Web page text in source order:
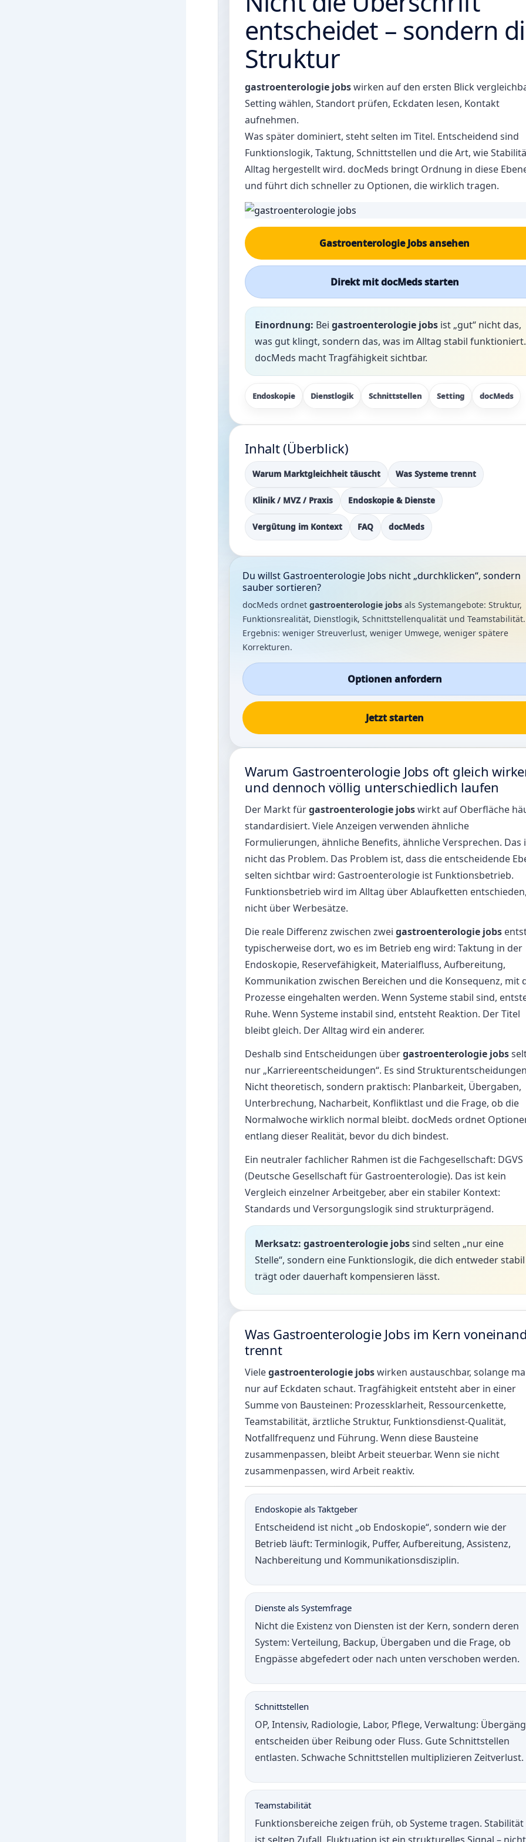
entscheidet – sondern
Struktur
gastroenterologie jobswirken auf den ersten Blick
Setting wählen, Standort prüfen, Eckdaten lesen, Kontakt
aufnehmen.
Was später dominiert, steht selten im Titel. Entscheidend sind
Funktionslogik, Taktung, Schnittstellen und die Art, wie
Alltag hergestellt wird. docMeds bringt Ordnung in diese
und führt dich schneller zu Optionen, die wirklich tragen.
Gastroenterologie Jobs ansehen
Direkt mit docMeds starten
Einordnung: Bei gastroenterologie jobs ist „gut“ nicht das,
was gut klingt, sondern das, was im Alltag stabil funktioniert.
docMeds macht Tragfähigkeit sichtbar.
Endoskopie Dienstlogik Schnittstellen Setting docMeds
Inhalt (Überblick)
Warum Marktgleichheit täuscht Was Systeme trennt
Klinik / MVZ / Praxis Endoskopie & Dienste
Vergütung im Kontext FAQ docMeds
Du willst Gastroenterologie Jobs nicht „durchklicken“, sondern
sauber sortieren?
docMeds ordnet gastroenterologie jobs als Systemangebote: Struktur,
Funktionsrealität, Dienstlogik, Schnittstellenqualität und Teamstabilität.
Ergebnis: weniger Streuverlust, weniger Umwege, weniger spätere
Korrekturen.
Optionen anfordern
Jetzt starten
Warum Gastroenterologie Jobs oft gleich
und dennoch völlig unterschiedlich laufen
Der Markt fürgastroenterologie jobswirkt auf Oberfläche
standardisiert. Viele Anzeigen verwenden ähnliche
Formulierungen, ähnliche Benefits, ähnliche Versprechen. Das
nicht das Problem. Das Problem ist, dass die entscheidende
selten sichtbar wird: Gastroenterologie ist Funktionsbetrieb.
Funktionsbetrieb wird im Alltag über Ablaufketten
nicht über Werbesätze.
Die reale Differenz zwischen zwei gastroenterologie jobs
typischerweise dort, wo es im Betrieb eng wird: Taktung in der
Endoskopie, Reservefähigkeit, Materialfluss, Aufbereitung,
Kommunikation zwischen Bereichen und die Konsequenz, mit
Prozesse eingehalten werden. Wenn Systeme stabil sind,
Ruhe. Wenn Systeme instabil sind, entsteht Reaktion. Der Titel
bleibt gleich. Der Alltag wird ein anderer.
Deshalb sind Entscheidungen übergastroenterologie jobs
nur „Karriereentscheidungen“. Es sind
Nicht theoretisch, sondern praktisch: Planbarkeit, Übergaben,
Unterbrechung, Nacharbeit, Konfliktlast und die Frage, ob die
Normalwoche wirklich normal bleibt. docMeds ordnet
entlang dieser Realität, bevor du dich bindest.
Ein neutraler fachlicher Rahmen ist die Fachgesellschaft: DGVS
(Deutsche Gesellschaft für Gastroenterologie). Das ist kein
Vergleich einzelner Arbeitgeber, aber ein stabiler Kontext:
Standards und Versorgungslogik sind strukturprägend.
Merksatz: gastroenterologie jobssind selten „nur eine
Stelle“, sondern eine Funktionslogik, die dich entweder stabil
trägt oder dauerhaft kompensieren lässt.
Was Gastroenterologie Jobs im Kern
trennt
Vielegastroenterologie jobswirken austauschbar, solange
nur auf Eckdaten schaut. Tragfähigkeit entsteht aber in einer
Summe von Bausteinen: Prozessklarheit, Ressourcenkette,
Teamstabilität, ärztliche Struktur, Funktionsdienst-Qualität,
Notfallfrequenz und Führung. Wenn diese Bausteine
zusammenpassen, bleibt Arbeit steuerbar. Wenn sie nicht
zusammenpassen, wird Arbeit reaktiv.
Endoskopie als Taktgeber
Entscheidend ist nicht „ob Endoskopie“, sondern wie der
Betrieb läuft: Terminlogik, Puffer, Aufbereitung, Assistenz,
Nachbereitung und Kommunikationsdisziplin.
Dienste als Systemfrage
Nicht die Existenz von Diensten ist der Kern, sondern deren
System: Verteilung, Backup, Übergaben und die Frage, ob
Engpässe abgefedert oder nach unten verschoben werden.
Schnittstellen
OP, Intensiv, Radiologie, Labor, Pflege, Verwaltung:
entscheiden über Reibung oder Fluss. Gute Schnittstellen
entlasten. Schwache Schnittstellen multiplizieren Zeitverlust.
Teamstabilität
Funktionsbereiche zeigen früh, ob Systeme tragen. Stabilität